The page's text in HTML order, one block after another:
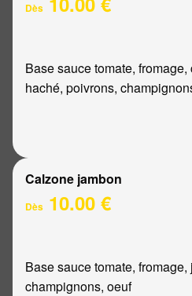
Dès
Base sauce tomate,
haché, poivrons,
Calzone jambon
Dès 10.00 €
Base sauce tomate,
champignons, oeuf